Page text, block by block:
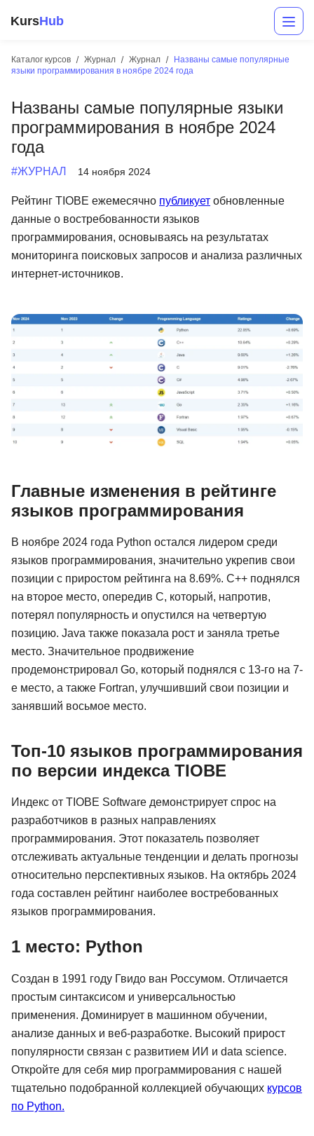
KursHub
Каталог курсов Журнал Журнал
Названы самые популярные
языки программирования в ноябре 2024 года
Названы самые популярные языки
программирования в ноябре 2024
года
#ЖУРНАЛ 14 ноября 2024
Рейтинг TIOBE ежемесячно публикует обновленные
данные о востребованности языков
программирования, основываясь на результатах
мониторинга поисковых запросов и анализа различных
интернет-источников.
Главные изменения в рейтинге
языков программирования
В ноябре 2024 года Python остался лидером среди
языков программирования, значительно укрепив свои
позиции с приростом рейтинга на 8.69%. C++ поднялся
на второе место, опередив C, который, напротив,
потерял популярность и опустился на четвертую
позицию. Java также показала рост и заняла третье
место. Значительное продвижение
продемонстрировал Go, который поднялся с 13-го на 7-
е место, а также Fortran, улучшивший свои позиции и
занявший восьмое место.
Топ-10 языков программирования
по версии индекса TIOBE
Индекс от TIOBE Software демонстрирует спрос на
разработчиков в разных направлениях
программирования. Этот показатель позволяет
отслеживать актуальные тенденции и делать прогнозы
относительно перспективных языков. На октябрь 2024
года составлен рейтинг наиболее востребованных
языков программирования.
1 место: Python
Создан в 1991 году Гвидо ван Россумом. Отличается
простым синтаксисом и универсальностью
применения. Доминирует в машинном обучении,
анализе данных и веб-разработке. Высокий прирост
популярности связан с развитием ИИ и data science.
Откройте для себя мир программирования с нашей
тщательно подобранной коллекцией обучающих курсов
по Python.
Разработка
Маркетинг
Аналитика
Иностранные языки
Soft Skills
ДПО
Детям
Акции и промокоды